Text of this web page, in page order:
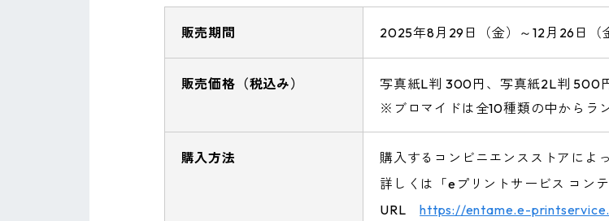
販売期間 2025年8月29日（金）～12月26日（
販売価格（税込み）
写真紙L判 300円、写真紙2L判 500
※ブロマイドは全10種類の中からラ
購入方法
購入するコンビニエンスストアによ
詳しくは「eプリントサービス コン
URLhttps://entame.e-